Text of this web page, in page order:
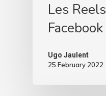
Les
Facebook
Ugo Jaulent
25 February 2022